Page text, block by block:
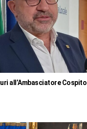
all’Ambasciatore Cospito